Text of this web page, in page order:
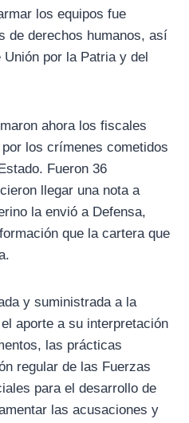
los equipos fue
de derechos humanos, así
por la Patria y del
ahora los fiscales
los crímenes cometidos
Fueron 36
llegar una nota a
la envió a Defensa,
que la cartera que
y suministrada a la
aporte a su interpretación
las prácticas
regular de las Fuerzas
para el desarrollo de
las acusaciones y